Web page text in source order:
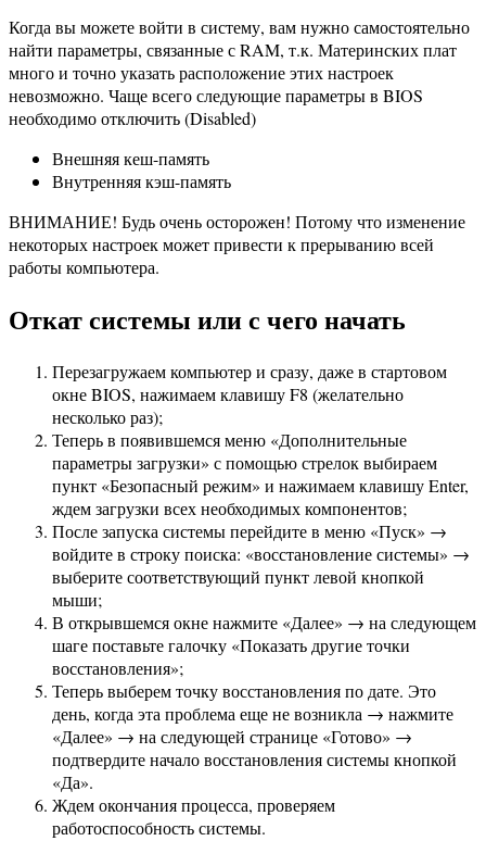
Когда вы можете войти в систему, вам нужно самостоятельно
найти параметры, связанные с RAM, т.к. Материнских плат
много и точно указать расположение этих настроек
невозможно. Чаще всего следующие параметры в BIOS
необходимо отключить (Disabled)
Внешняя кеш-память
Внутренняя кэш-память
ВНИМАНИЕ! Будь очень осторожен! Потому что изменение
некоторых настроек может привести к прерыванию всей
работы компьютера.
Откат системы или с чего начать
Перезагружаем компьютер и сразу, даже в стартовом
окне BIOS, нажимаем клавишу F8 (желательно
несколько раз);
Теперь в появившемся меню «Дополнительные
параметры загрузки» с помощью стрелок выбираем
пункт «Безопасный режим» и нажимаем клавишу Enter,
ждем загрузки всех необходимых компонентов;
После запуска системы перейдите в меню «Пуск» →
войдите в строку поиска: «восстановление системы» →
выберите соответствующий пункт левой кнопкой
мыши;
В открывшемся окне нажмите «Далее» → на следующем
шаге поставьте галочку «Показать другие точки
восстановления»;
Теперь выберем точку восстановления по дате. Это
день, когда эта проблема еще не возникла → нажмите
«Далее» → на следующей странице «Готово» →
подтвердите начало восстановления системы кнопкой
«Да».
Ждем окончания процесса, проверяем
работоспособность системы.